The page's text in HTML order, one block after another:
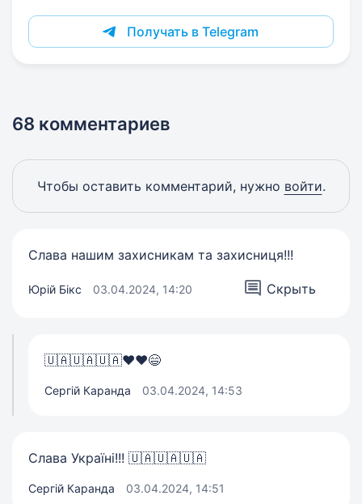
Получать в Telegram
68 комментариев
Чтобы оставить комментарий, нужно войти.
Слава нашим захисникам та захисниця!!!
Юрій Бікс 03.04.2024, 14:20 Скрыть
🇺🇦🇺🇦🇺🇦❤️❤️😄
Сергій Каранда 03.04.2024, 14:53
Слава Україні!!! 🇺🇦🇺🇦🇺🇦
Сергій Каранда 03.04.2024, 14:51